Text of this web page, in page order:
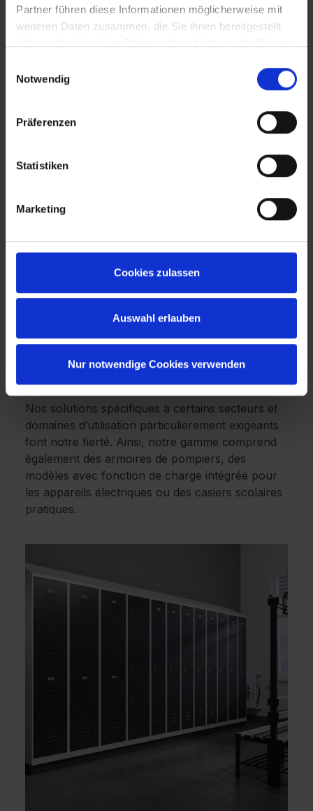
Partner führen diese Informationen möglicherweise mit
weiteren Daten zusammen, die Sie ihnen bereitgestellt
Notwendig
Präferenzen
Statistiken
Marketing
Cookies zulassen
Auswahl erlauben
Nur notwendige Cookies verwenden
verrouillables C + P : la
détails
En plus d’exister sous toutes les formes, nos
Chez C + P, vous avez le choix entre différents
types d'armoires, des systèmes Smartlocker aux
rangement et les vestiaires en Z. Chez C + P,
vous trouverez toujours ce que vous cherchez
Nos solutions spécifiques à certains secteurs et
domaines d’utilisation particulièrement exigeants
font notre fierté. Ainsi, notre gamme comprend
également des armoires de pompiers, des
modèles avec fonction de charge intégrée pour
les appareils électriques ou des casiers scolaires
pratiques.